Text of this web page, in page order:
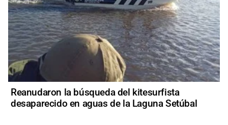
Reanudaron la búsqueda del kitesurfista
desaparecido en aguas de la Laguna Setúbal